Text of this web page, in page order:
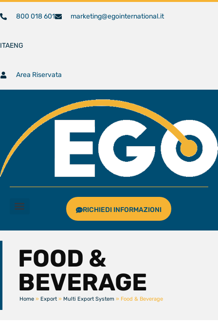
800 018 601 marketing@egointernational.it
ITAENG
Area Riservata
RICHIEDI INFORMAZIONI
FOOD &
BEVERAGE
Home » Export » Multi Export System » Food & Beverage